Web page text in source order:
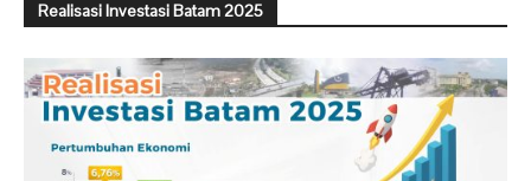
Realisasi Investasi Batam 2025